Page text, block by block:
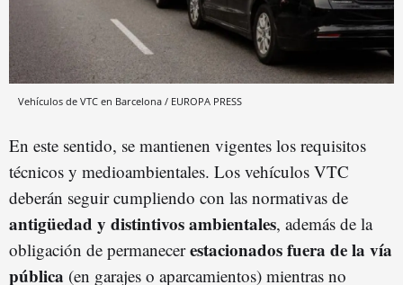
Vehículos de VTC en Barcelona / EUROPA PRESS
En este sentido, se mantienen vigentes los requisitos
técnicos y medioambientales. Los vehículos VTC
deberán seguir cumpliendo con las normativas de
antigüedad y distintivos ambientales, además de la
obligación de permanecerestacionados fuera de la vía
pública (en garajes o aparcamientos) mientras no